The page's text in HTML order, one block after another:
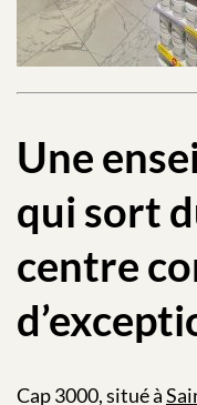
Une
qui sort
centre
Cap 3000, situé à